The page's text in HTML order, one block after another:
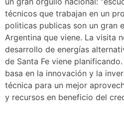
técnicos que trabajan en un
politicas publicas son un gran
Argentina que viene. La visita
desarrollo de energías
de Santa Fe viene
basa en la innovación y la
técnica para un mejor
y recursos en beneficio del